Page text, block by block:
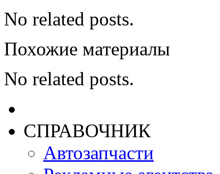
No related posts.
Похожие материалы
No related posts.
СПРАВОЧНИК
Автозапчасти